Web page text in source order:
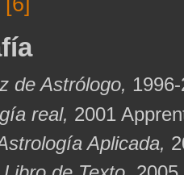
de Astrólogo,
real, 2001
Aplicada,